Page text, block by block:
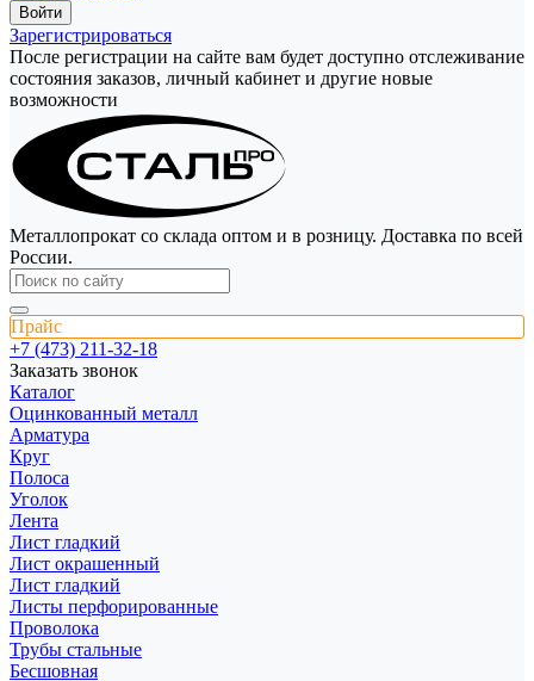
Зарегистрироваться
После регистрации на сайте вам будет доступно отслеживание
состояния заказов, личный кабинет и другие новые
возможности
Металлопрокат со склада оптом и в розницу. Доставка по всей
России.
Прайс
+7 (473) 211-32-18
Заказать звонок
Каталог
Оцинкованный металл
Арматура
Круг
Полоса
Уголок
Лента
Лист гладкий
Лист окрашенный
Лист гладкий
Листы перфорированные
Проволока
Трубы стальные
Бесшовная